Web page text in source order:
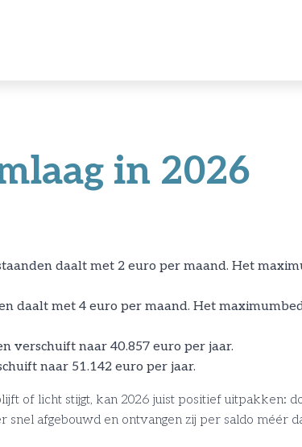
in 2026
daalt met 2 euro per maand. Het
daalt met 4 euro per maand. Het
verschuift naar 40.857 euro per jaar.
naar 51.142 euro per jaar.
of licht stijgt, kan 2026 juist positief uitpakken:
afgebouwd en ontvangen zij per saldo méér